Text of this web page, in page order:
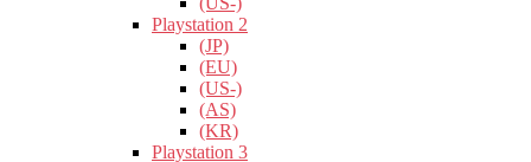
Playstation 2
(JP)
(EU)
(US-)
(AS)
(KR)
Playstation 3